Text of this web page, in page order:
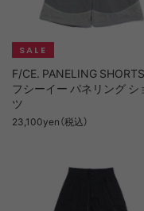
F/CE. PANELING
フシーイー パネリング シ
ツ
23,100yen（税込）